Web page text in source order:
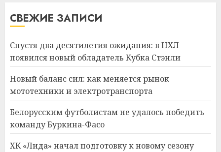
СВЕЖИЕ ЗАПИСИ
Спустя два десятилетия ожидания: в НХЛ
появился новый обладатель Кубка Стэнли
Новый баланс сил: как меняется рынок
мототехники и электротранспорта
Белорусским футболистам не удалось победить
команду Буркина-Фасо
ХК «Лида» начал подготовку к новому сезону